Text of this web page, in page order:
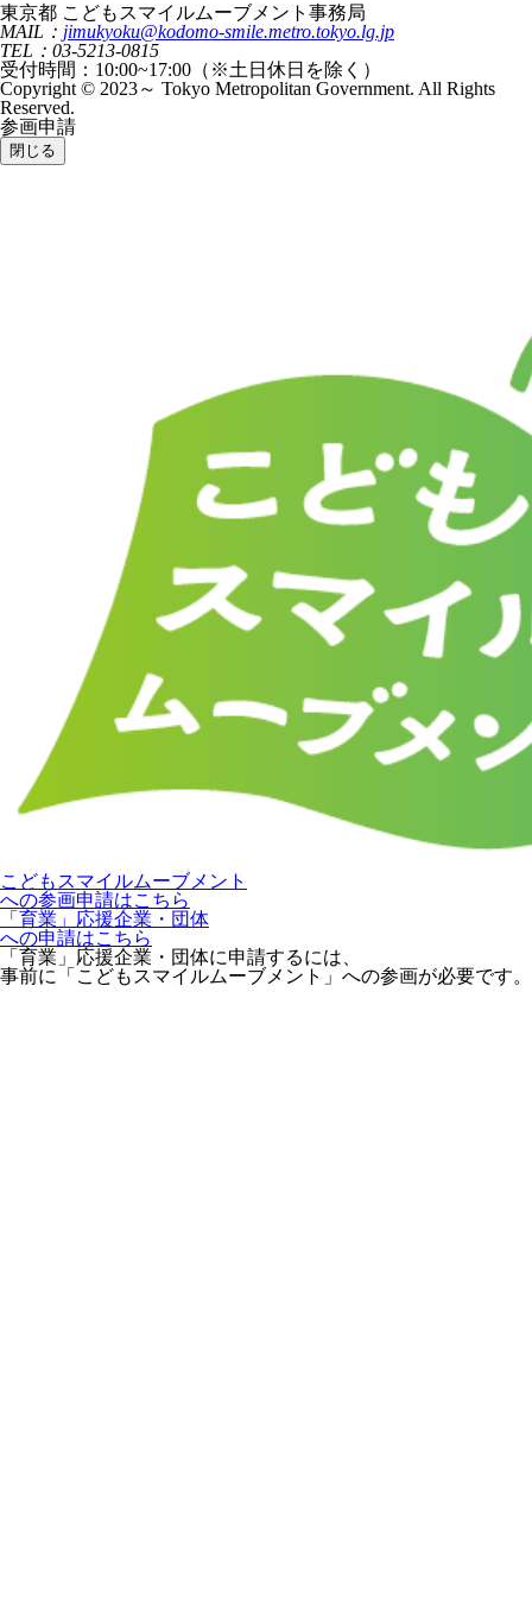
東京都 こどもスマイルムーブメント事務局
MAIL： jimukyoku@kodomo-smile.metro.tokyo.lg.jp
TEL：03-5213-0815
受付時間：10:00~17:00（※土日休日を除く）
Copyright © 2023～ Tokyo Metropolitan Government. All Rights
Reserved.
参画申請
閉じる
こどもスマイルムーブメント
への参画申請はこちら
「育業」応援企業・団体
への申請はこちら
「育業」応援企業・団体に申請するには、
事前に「こどもスマイルムーブメント」への参画が必要です。